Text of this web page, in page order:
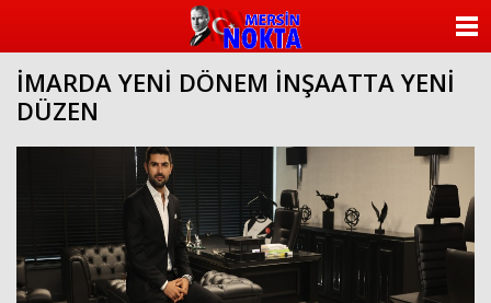
İMARDA YENİ DÖNEM İNŞAATTA YENİ
DÜZEN
KATEGORİLER
FOTO GALERİ
VİDEO GALERİ